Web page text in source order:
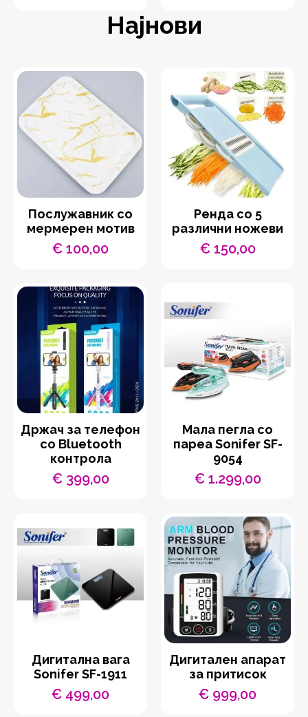
Најнови
Послужавник со
мермерен мотив
€ 100,00
Ренда со 5
различни ножеви
€150,00
Држач за телефон
со Bluetooth
контрола
€399,00
Мала пегла со
пареа Sonifer SF-
9054
€1.299,00
Дигитална вага
Sonifer SF-1911
€ 499,00
Дигитален апарат
за притисок
€ 999,00